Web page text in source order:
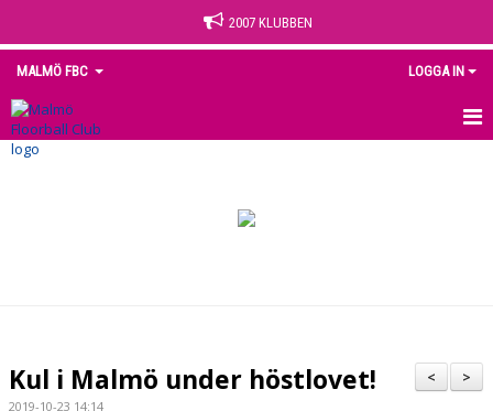
2007 KLUBBEN
MALMÖ FBC LOGGA IN
HEM
MEDLEM
>
<
Kul i Malmö under höstlovet!
2019-10-23 14:14